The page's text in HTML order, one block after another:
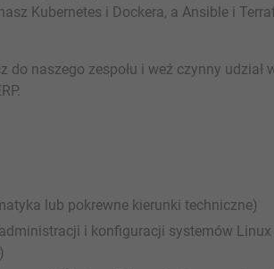
Kubernetes i Dockera, a Ansible i
do naszego zespołu i weź czynny udział
lub pokrewne kierunki techniczne)
i konfiguracji systemów